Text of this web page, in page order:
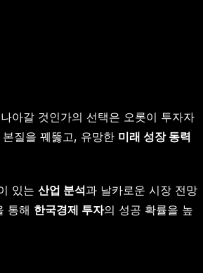
아갈 것인가의 선택은 오롯이 투자자
질을 꿰뚫고, 유망한 미래 성장 동력
있는 산업 분석과 날카로운 시장 전망
통해 한국경제 투자의 성공 확률을 높